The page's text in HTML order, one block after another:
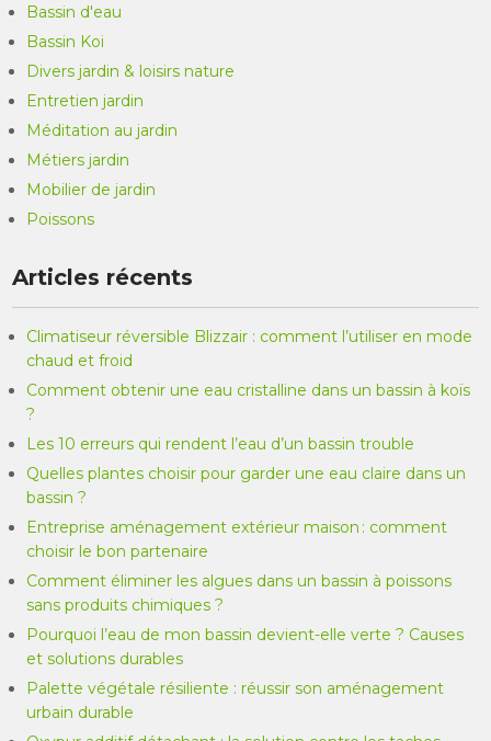
Bassin d'eau
Bassin Koi
Divers jardin & loisirs nature
Entretien jardin
Méditation au jardin
Métiers jardin
Mobilier de jardin
Poissons
Articles récents
Climatiseur réversible Blizzair : comment l’utiliser en mode
chaud et froid
Comment obtenir une eau cristalline dans un bassin à koïs
?
Les 10 erreurs qui rendent l’eau d’un bassin trouble
Quelles plantes choisir pour garder une eau claire dans un
bassin ?
Entreprise aménagement extérieur maison : comment
choisir le bon partenaire
Comment éliminer les algues dans un bassin à poissons
sans produits chimiques ?
Pourquoi l’eau de mon bassin devient-elle verte ? Causes
et solutions durables
Palette végétale résiliente : réussir son aménagement
urbain durable